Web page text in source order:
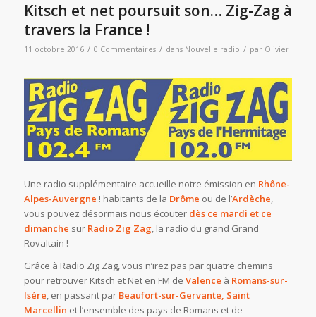
Kitsch et net poursuit son… Zig-Zag à
travers la France !
11 octobre 2016 / 0 Commentaires / dans Nouvelle radio / par Olivier
Une radio supplémentaire accueille notre émission en Rhône-
Alpes-Auvergne ! habitants de la Drôme ou de l’Ardèche,
vous pouvez désormais nous écouter dès ce mardi et ce
dimanche sur Radio Zig Zag, la radio du grand Grand
Rovaltain !
Grâce à Radio Zig Zag, vous n’irez pas par quatre chemins
pour retrouver Kitsch et Net en FM de Valence à Romans-sur-
Isére, en passant parBeaufort-sur-Gervante, Saint
Marcellin et l’ensemble des pays de Romans et de